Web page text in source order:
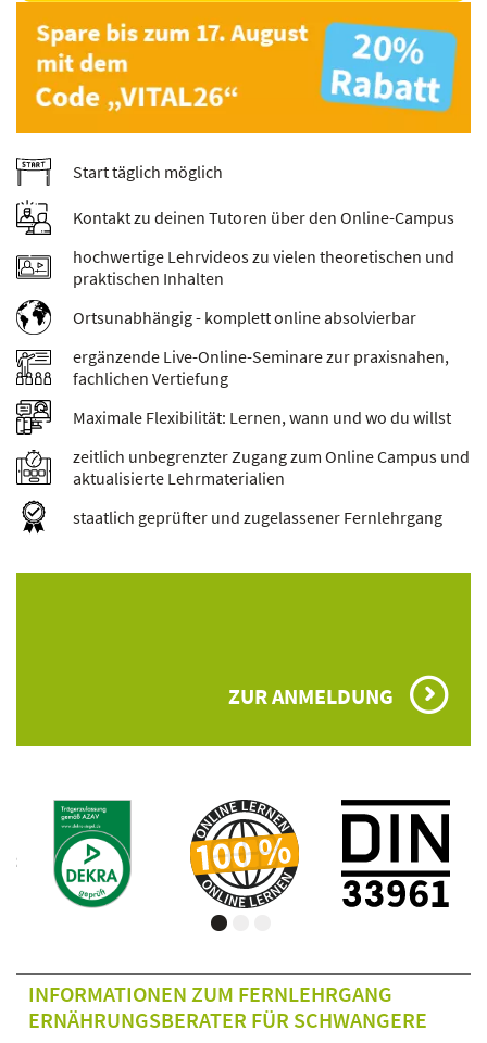
Start täglich möglich
Kontakt zu deinen Tutoren über den Online-Campus
hochwertige Lehrvideos zu vielen theoretischen und
praktischen Inhalten
Ortsunabhängig - komplett online absolvierbar
ergänzende Live-Online-Seminare zur praxisnahen,
fachlichen Vertiefung
Maximale Flexibilität: Lernen, wann und wo du willst
zeitlich unbegrenzter Zugang zum Online Campus und
aktualisierte Lehrmaterialien
staatlich geprüfter und zugelassener Fernlehrgang
ZUR ANMELDUNG
INFORMATIONEN ZUM FERNLEHRGANG
ERNÄHRUNGSBERATER FÜR SCHWANGERE